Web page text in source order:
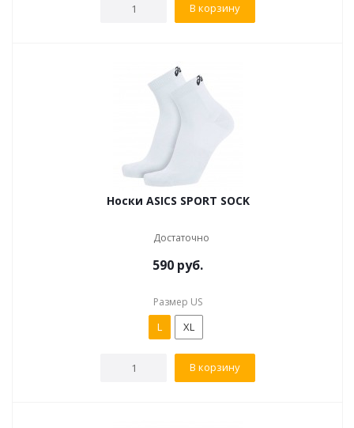
В корзину
Носки ASICS SPORT SOCK
Достаточно
590 руб.
Размер US
L XL
В корзину